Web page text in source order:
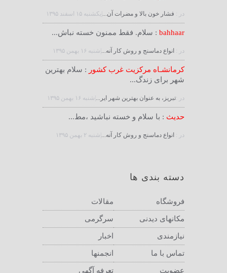
در : فشار خون بالا و مضرات آن... |يكشنبه ۱۵ اسفند ۱۳۹۵
bahhaar : سلام. فقط ممنون خسته نباش...
در : انواع دماسنج و روش كار آنه... |شنبه ۱۶ بهمن ۱۳۹۵
کرمانشـاه مرکزیت غرب کشور : سلام بهترین
شهر برای زندگ...
در :تبریز، به عنوان بهترین شهر ایر... |شنبه ۱۶ بهمن ۱۳۹۵
حدیث : با سلام و خسته نباشید ،مط...
در : انواع دماسنج و روش كار آنه... |شنبه ۲ بهمن ۱۳۹۵
دسته بندی ها
مقالات فروشگاه
سرگرمی مکانهای دیدنی
اخبار نیازمندی
انجمنها تماس با ما
تعرفه آگهی عضویت